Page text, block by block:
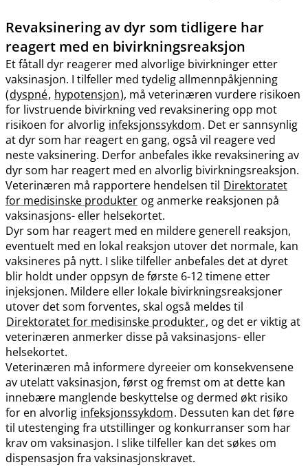
Revaksinering av dyr som tidligere har
reagert med en bivirkningsreaksjon
Et fåtall dyr reagerer med alvorlige bivirkninger etter
vaksinasjon. I tilfeller med tydelig allmennpåkjenning
(dyspné, hypotensjon), må veterinæren vurdere risikoen
for livstruende bivirkning ved revaksinering opp mot
risikoen for alvorlig infeksjonssykdom. Det er sannsynlig
at dyr som har reagert en gang, også vil reagere ved
neste vaksinering. Derfor anbefales ikke revaksinering av
dyr som har reagert med en alvorlig bivirkningsreaksjon.
Veterinæren må rapportere hendelsen til Direktoratet
for medisinske produkter og anmerke reaksjonen på
vaksinasjons- eller helsekortet.
Dyr som har reagert med en mildere generell reaksjon,
eventuelt med en lokal reaksjon utover det normale, kan
vaksineres på nytt. I slike tilfeller anbefales det at dyret
blir holdt under oppsyn de første 6-12 timene etter
injeksjonen. Mildere eller lokale bivirkningsreaksjoner
utover det som forventes, skal også meldes til
Direktoratet for medisinske produkter, og det er viktig at
veterinæren anmerker disse på vaksinasjons- eller
helsekortet.
Veterinæren må informere dyreeier om konsekvensene
av utelatt vaksinasjon, først og fremst om at dette kan
innebære manglende beskyttelse og dermed økt risiko
for en alvorlig infeksjonssykdom. Dessuten kan det føre
til utestenging fra utstillinger og konkurranser som har
krav om vaksinasjon. I slike tilfeller kan det søkes om
dispensasjon fra vaksinasjonskravet.